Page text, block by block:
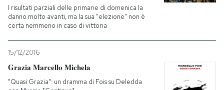
I risultati parziali delle primarie di domenica la
danno molto avanti, ma la sua "elezione" non è
certa nemmeno in caso di vittoria
15/12/2016
Grazia Marcello Michela
"Quasi Grazia": un dramma di Fois su Deledda